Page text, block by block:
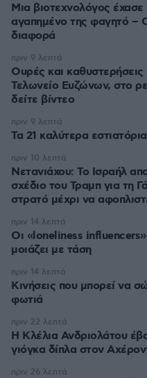
Μια βιοτεχνολόγος έχασε
αγαπημένο της φαγητό –
διαφορά
Ουρές και
Τελωνείο Ευζώνων, στο
δείτε βίντεο
πριν 9 λεπτά
Τα 21 καλύτερα
πριν 9 λεπτά
Νετανιάχου: Το Ισραήλ
σχέδιο του Τραμπ για τη
στρατό μέχρι να
πριν 10 λεπτά
Οι «loneliness
μοιάζει με τάση
πριν 14 λεπτά
Κινήσεις που μπορεί να
φωτιά
πριν 14 λεπτά
Η Κλέλια Ανδριολάτου
γιόγκα δίπλα στον
πριν 22 λεπτά
πριν 26 λεπτά